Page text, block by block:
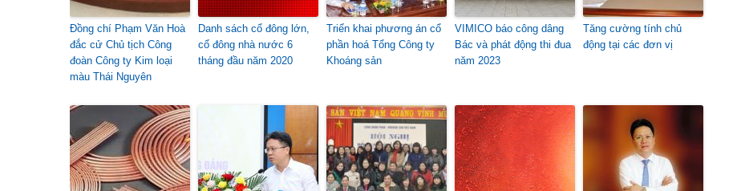
Đồng chí Phạm Văn Hoà
đắc cử Chủ tịch Công
đoàn Công ty Kim loại
màu Thái Nguyên
Danh sách cổ đông lớn,
cổ đông nhà nước 6
tháng đầu năm 2020
Triển khai phương án cổ
phần hoá Tổng Công ty
Khoáng sản
VIMICO báo công dâng
Bác và phát động thi đua
năm 2023
Tăng cường tính chủ
động tại các đơn vị